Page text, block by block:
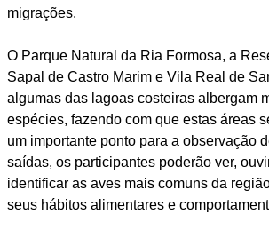
migrações.
O Parque Natural da Ria Formosa, a
Sapal de Castro Marim e Vila Real de
algumas das lagoas costeiras albergam
espécies, fazendo com que estas áreas
um importante ponto para a observação
saídas, os participantes poderão ver,
identificar as aves mais comuns da
seus hábitos alimentares e